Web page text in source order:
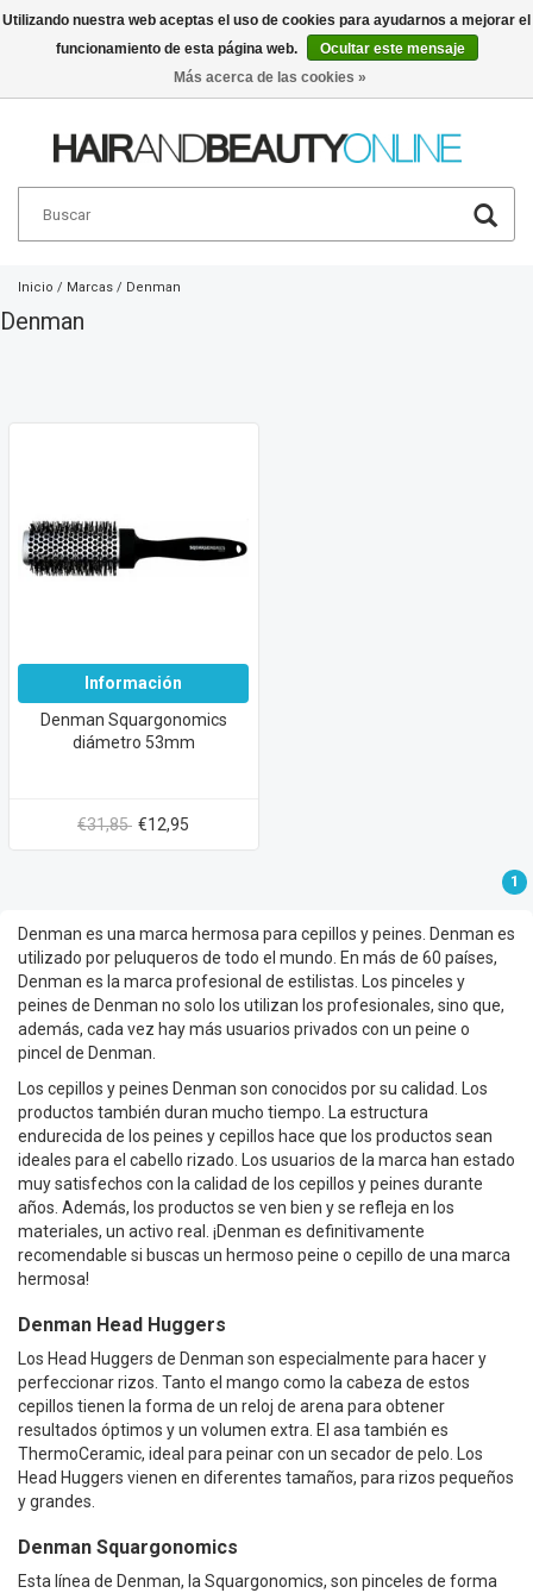
Español €
Inicio / Marcas / Denman
Denman
Información
Denman Squargonomics
diámetro 53mm
€31,85 €12,95
1
Denman es una marca hermosa para cepillos y peines. Denman es
utilizado por peluqueros de todo el mundo. En más de 60 países,
Denman es la marca profesional de estilistas. Los pinceles y
peines de Denman no solo los utilizan los profesionales, sino que,
además, cada vez hay más usuarios privados con un peine o
pincel de Denman.
Los cepillos y peines Denman son conocidos por su calidad. Los
productos también duran mucho tiempo. La estructura
endurecida de los peines y cepillos hace que los productos sean
ideales para el cabello rizado. Los usuarios de la marca han estado
muy satisfechos con la calidad de los cepillos y peines durante
años. Además, los productos se ven bien y se refleja en los
materiales, un activo real. ¡Denman es definitivamente
recomendable si buscas un hermoso peine o cepillo de una marca
hermosa!
Denman Head Huggers
Los Head Huggers de Denman son especialmente para hacer y
perfeccionar rizos. Tanto el mango como la cabeza de estos
cepillos tienen la forma de un reloj de arena para obtener
resultados óptimos y un volumen extra. El asa también es
ThermoCeramic, ideal para peinar con un secador de pelo. Los
Head Huggers vienen en diferentes tamaños, para rizos pequeños
y grandes.
Denman Squargonomics
Esta línea de Denman, la Squargonomics, son pinceles de forma
Utilizando nuestra web aceptas el uso de cookies para ayudarnos a mejorar el
funcionamiento de esta página web.
Ocultar este mensaje
Más acerca de las cookies »